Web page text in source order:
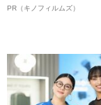
PR（キノフィルムズ）